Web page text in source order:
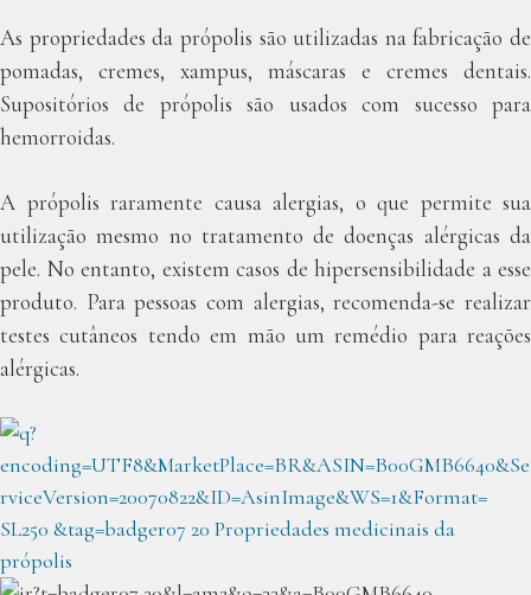
As propriedades da própolis são utilizadas na fabricação de
pomadas, cremes, xampus, máscaras e cremes dentais.
Supositórios de própolis são usados com sucesso para
hemorroidas.
A própolis raramente causa alergias, o que permite sua
utilização mesmo no tratamento de doenças alérgicas da
pele. No entanto, existem casos de hipersensibilidade a esse
produto. Para pessoas com alergias, recomenda-se realizar
testes cutâneos tendo em mão um remédio para reações
alérgicas.